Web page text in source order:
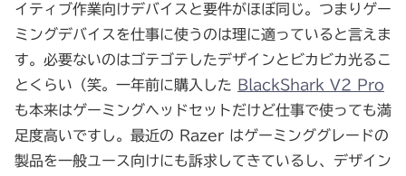
イティブ作業向けデバイスと要件がほぼ同じ。つまりゲー
ミングデバイスを仕事に使うのは理に適っていると言えま
す。必要ないのはゴテゴテしたデザインとビカビカ光るこ
とくらい（笑。一年前に購入した
BlackShark V2 Pro
も本来はゲーミングヘッドセットだけど仕事で使っても満
足度高いですし。最近の Razer はゲーミンググレードの
製品を一般ユース向けにも訴求してきているし、デザイン